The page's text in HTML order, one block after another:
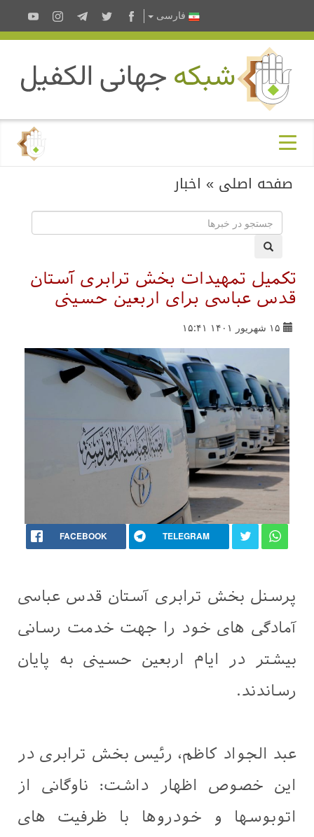
فارسى
صفحه اصلی » اخبار
تکمیل تمهیدات بخش ترابری آستان
قدس عباسی برای اربعین حسینی
۱۵ شهریور ۱۴۰۱ ۱۵:۴۱
FACEBOOK TELEGRAM
پرسنل بخش ترابری آستان قدس عباسی
آمادگی های خود را جهت خدمت رسانی
بیشتر در ایام اربعین حسینی به پایان
رساندند.
عبد الجواد كاظم، رئیس بخش ترابری در
این خصوص اظهار داشت: ناوگانی از
اتوبوسها و خودروها با ظرفیت های